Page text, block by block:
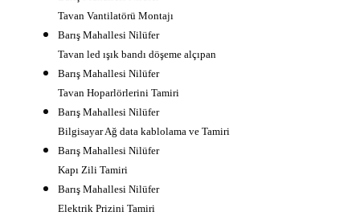
Tavan Vantilatörü Montajı
Barış Mahallesi Nilüfer
Tavan led ışık bandı döşeme alçıpan
Barış Mahallesi Nilüfer
Tavan Hoparlörlerini Tamiri
Barış Mahallesi Nilüfer
Bilgisayar Ağ data kablolama ve Tamiri
Barış Mahallesi Nilüfer
Kapı Zili Tamiri
Barış Mahallesi Nilüfer
Elektrik Prizini Tamiri